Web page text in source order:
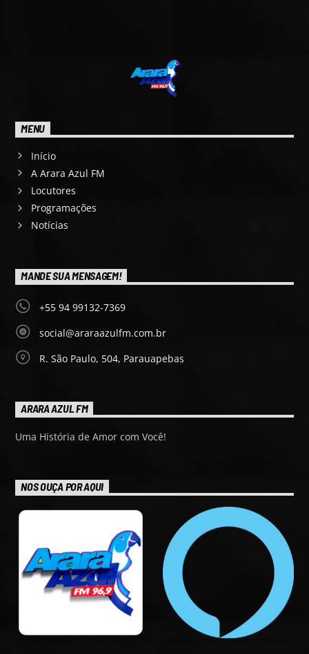
MENU
Início
A Arara Azul FM
Locutores
Programações
Notícias
MANDE SUA MENSAGEM!
+55 94 99132-7369
social@araraazulfm.com.br
R. São Paulo, 504, Parauapebas
ARARA AZUL FM
Uma História de Amor com Você!
NOS OUÇA POR AQUI